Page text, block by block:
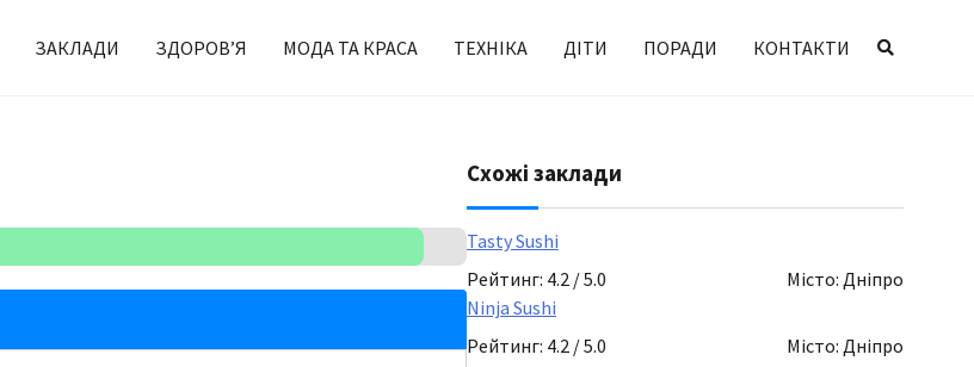
ЗАКЛАДИ ЗДОРОВ’Я МОДА ТА КРАСА ТЕХНІКА ДІТИ ПОРАДИ КОНТАКТИ
Схожі заклади
Tasty Sushi
Рейтинг: 4.2 / 5.0
Місто: Дніпро
Ninja Sushi
Рейтинг: 4.2 / 5.0
Місто: Дніпро